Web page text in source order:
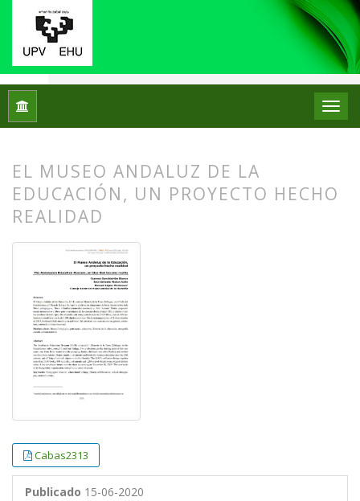
Inicio Centros de Patrimonio
EL MUSEO ANDALUZ DE LA
EDUCACIÓN, UN PROYECTO HECHO
REALIDAD
Cabas2313
Publicado 15-06-2020